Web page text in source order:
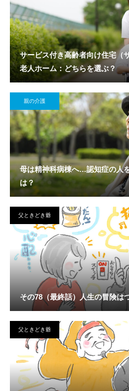
サービス付き高齢者向け住宅（
老人ホーム：どちらを選ぶ？
親の介護
母は精神科病棟へ…認知症の人
は？
父ときどき爺
その78（最終話）人生の冒険は
父ときどき爺